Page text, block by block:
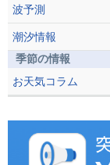
波予測
潮汐情報
季節の情報
お天気コラム